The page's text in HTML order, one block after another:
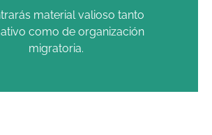
material valioso tanto
como de organización
migratoria.